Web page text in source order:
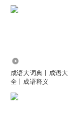
成语大词典丨成语大
全丨成语释义